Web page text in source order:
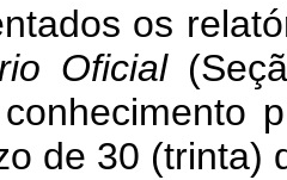
os
Oficial
de 30 (trinta)